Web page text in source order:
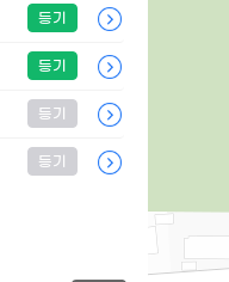
등기
등기
등기
등기